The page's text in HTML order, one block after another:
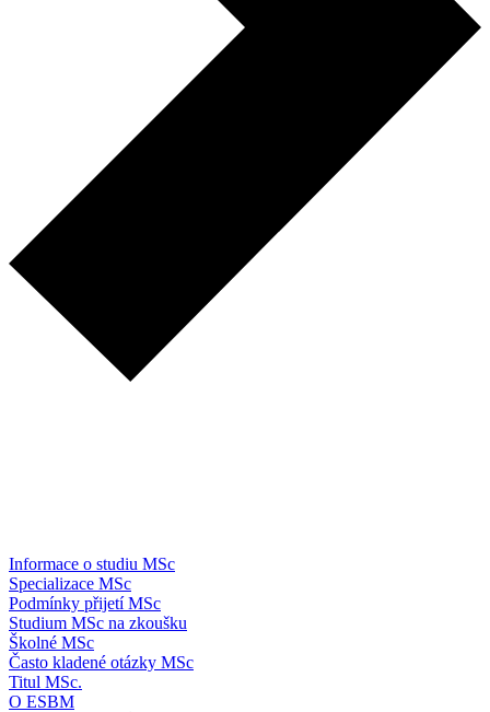
Informace o studiu MSc
Specializace MSc
Podmínky přijetí MSc
Studium MSc na zkoušku
Školné MSc
Často kladené otázky MSc
Titul MSc.
O ESBM